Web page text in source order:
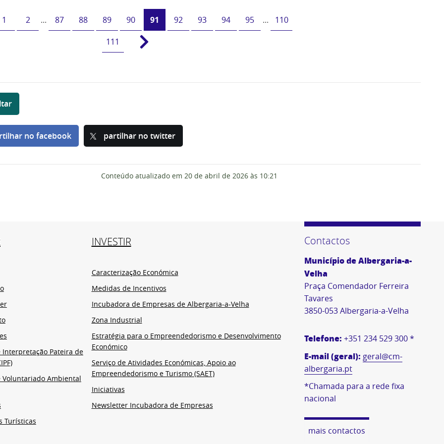
1 2 ... 87 88 89 90 91 92 93 94 95 ...
110
111
no facebook partilhar no twitter
Conteúdo atualizado em 20 de abril de 2026 às 10:21
Interpretação Pateira de
Voluntariado Ambiental
Turísticas
INVESTIR
Caracterização Económica
Medidas de Incentivos
Incubadora de Empresas de Albergaria-a-Velha
Zona Industrial
Estratégia para o Empreendedorismo e Desenvolvimento
Económico
Serviço de Atividades Económicas, Apoio ao
Empreendedorismo e Turismo (SAET)
Iniciativas
Newsletter Incubadora de Empresas
Contactos
Município de Albergaria-a-
Velha
Praça Comendador Ferreira
Tavares
3850-053 Albergaria-a-Velha
Telefone: +351 234 529 300 *
E-mail (geral): geral@cm-
albergaria.pt
*Chamada para a rede fixa
nacional
mais contactos